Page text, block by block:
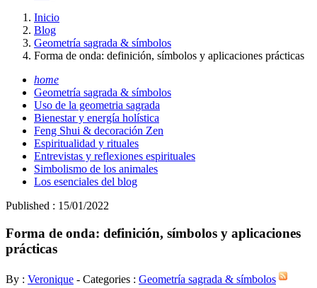
Inicio
Blog
Geometría sagrada & símbolos
Forma de onda: definición, símbolos y aplicaciones prácticas
home
Geometría sagrada & símbolos
Uso de la geometria sagrada
Bienestar y energía holística
Feng Shui & decoración Zen
Espiritualidad y rituales
Entrevistas y reflexiones espirituales
Simbolismo de los animales
Los esenciales del blog
Published : 15/01/2022
Forma de onda: definición, símbolos y aplicaciones
prácticas
By : Veronique - Categories : Geometría sagrada & símbolos